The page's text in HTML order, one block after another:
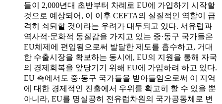
들이 2,000년대 초반부터 차례로 EU에 가입하기 시작할
것으로 예상되어, 이 이후 CEFTA의 실질적인 역할이 급
격히 쇠퇴할 것이라는 우려가 대두되고 있다. 서유럽과
역사적·문화적 동질감을 가지고 있는 중·동구 국가들은
EU체제에 편입됨으로써 발달한 제도를 흡수하고, 거대
한 수출시장을 확보하는 동시에, EU의 지원을 통해 자국
의 경제회복을 앞당기기 위해 EU에 가입하려 하고 있다.
EU 측에서도 중·동구 국가들을 받아들임으로써 이 지역
에 대한 경제적인 진출에서 우위를 확고히 할 수 있을 뿐
아니라, EU를 명실공히 전유럽차원의 국가공동체로 변